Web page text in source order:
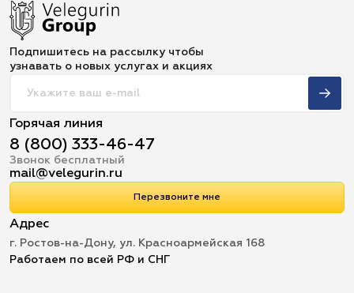
Подпишитесь на рассылку чтобы
узнавать о новых услугах и акциях
Горячая линия
8 (800) 333-46-47
Звонок бесплатный
mail@velegurin.ru
Перезвоните мне
Адрес
г. Ростов-на-Дону, ул. Красноармейская 168
Работаем по всей РФ и СНГ